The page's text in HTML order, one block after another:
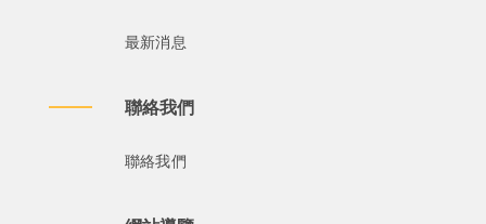
最新消息
聯絡我們
聯絡我們